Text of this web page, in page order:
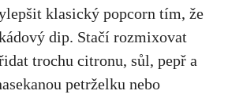
klasický popcorn tím, že
dip. Stačí rozmixovat
trochu⁤ citronu,​ sůl, pepř a
petrželku nebo